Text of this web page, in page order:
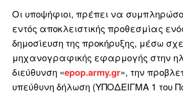
Οι υποψήφιοι, πρέπει να
εντός αποκλειστικής προθεσμίας
δημοσίευση της προκήρυξης, μέσω
μηχανογραφικής εφαρμογής στην
διεύθυνση «epop.army.gr», την
υπεύθυνη δήλωση (ΥΠΟΔΕΙΓΜΑ 1 του